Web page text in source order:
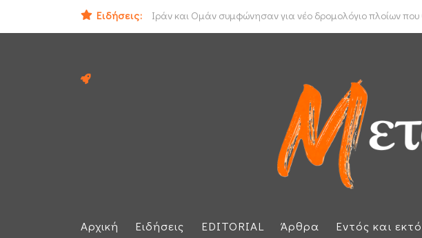
Ειδήσεις: Ηλεκτρική διασύνδεση Ελλάδας - Κύπρου: «Έπεσαν» οι
Αρχική Ειδήσεις EDITORIAL Άρθρα Εντός και